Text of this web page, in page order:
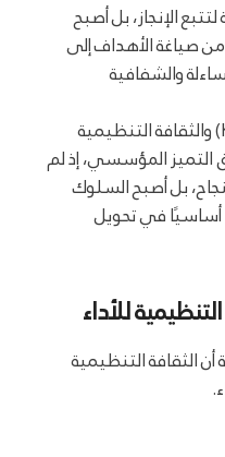
الإنجاز، بل أصبح
صياغة الأهداف إلى
والشفافية
إن العلاقة بين مؤشرات الأداء (KPIs) والثقافة التنظيمية
التميز المؤسسي، إذ لم
بل أصبح السلوك
أساسيًا في تحويل
الثقافة التنظيمية